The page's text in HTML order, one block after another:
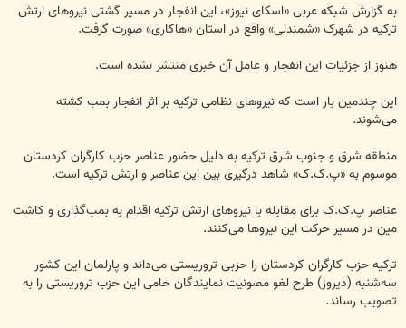
به گزارش شبکه عربی «اسکای نیوز»، این انفجار در مسیر گشتی نیروهای ارتش
ترکیه در شهرک «شمندلی» واقع در استان «هاکاری» صورت گرفت.
هنوز از جزئیات این انفجار و عامل آن خبری منتشر نشده است.
این چندمین بار است که نیروهای نظامی ترکیه بر اثر انفجار بمب کشته
می‌شوند.
منطقه شرق و جنوب شرق ترکیه به دلیل حضور عناصر حزب کارگران کردستان
موسوم به «پ.ک.ک» شاهد درگیری‌ بین این عناصر و ارتش ترکیه است.
عناصر پ.ک.ک برای مقابله با نیروهای ارتش ترکیه اقدام به بمب‌گذاری و کاشت
مین در مسیر حرکت این نیروها می‌کنند.
ترکیه حزب کارگران کردستان را حزبی تروریستی می‌داند و پارلمان این کشور
سه‌شنبه (دیروز) طرح لغو مصونیت نمایندگان حامی این حزب تروریستی را به
تصویب رساند.